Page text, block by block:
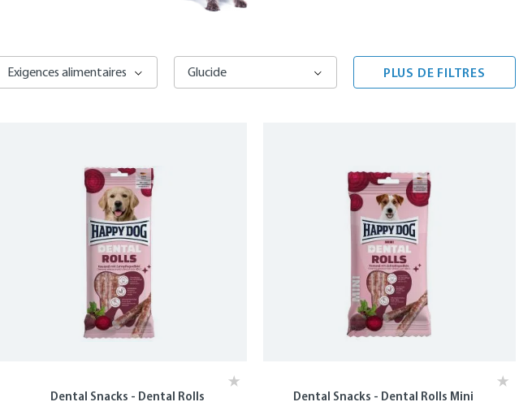
Exigences alimentaires Glucide PLUS DE FILTRES
Dental Snacks - Dental Rolls Dental Snacks - Dental Rolls Mini